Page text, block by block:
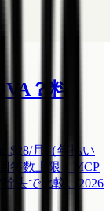
？料
$28/月（年払い
答数上限・MCP
去で比較。2026